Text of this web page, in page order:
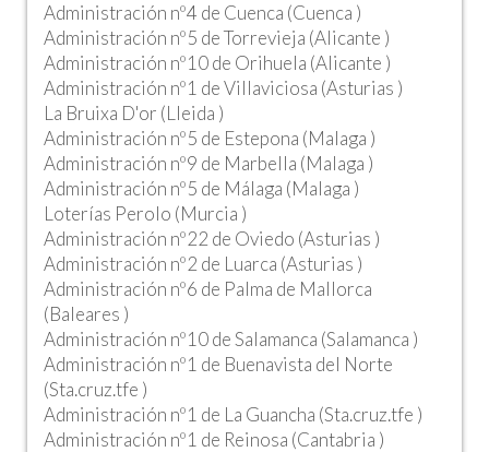
Administración nº4 de Cuenca (Cuenca )
Administración nº5 de Torrevieja (Alicante )
Administración nº10 de Orihuela (Alicante )
Administración nº1 de Villaviciosa (Asturias )
La Bruixa D'or (Lleida )
Administración nº5 de Estepona (Malaga )
Administración nº9 de Marbella (Malaga )
Administración nº5 de Málaga (Malaga )
Loterías Perolo (Murcia )
Administración nº22 de Oviedo (Asturias )
Administración nº2 de Luarca (Asturias )
Administración nº6 de Palma de Mallorca
(Baleares )
Administración nº10 de Salamanca (Salamanca )
Administración nº1 de Buenavista del Norte
(Sta.cruz.tfe )
Administración nº1 de La Guancha (Sta.cruz.tfe )
Administración nº1 de Reinosa (Cantabria )